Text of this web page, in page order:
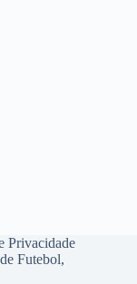
Privacidade
Futebol,